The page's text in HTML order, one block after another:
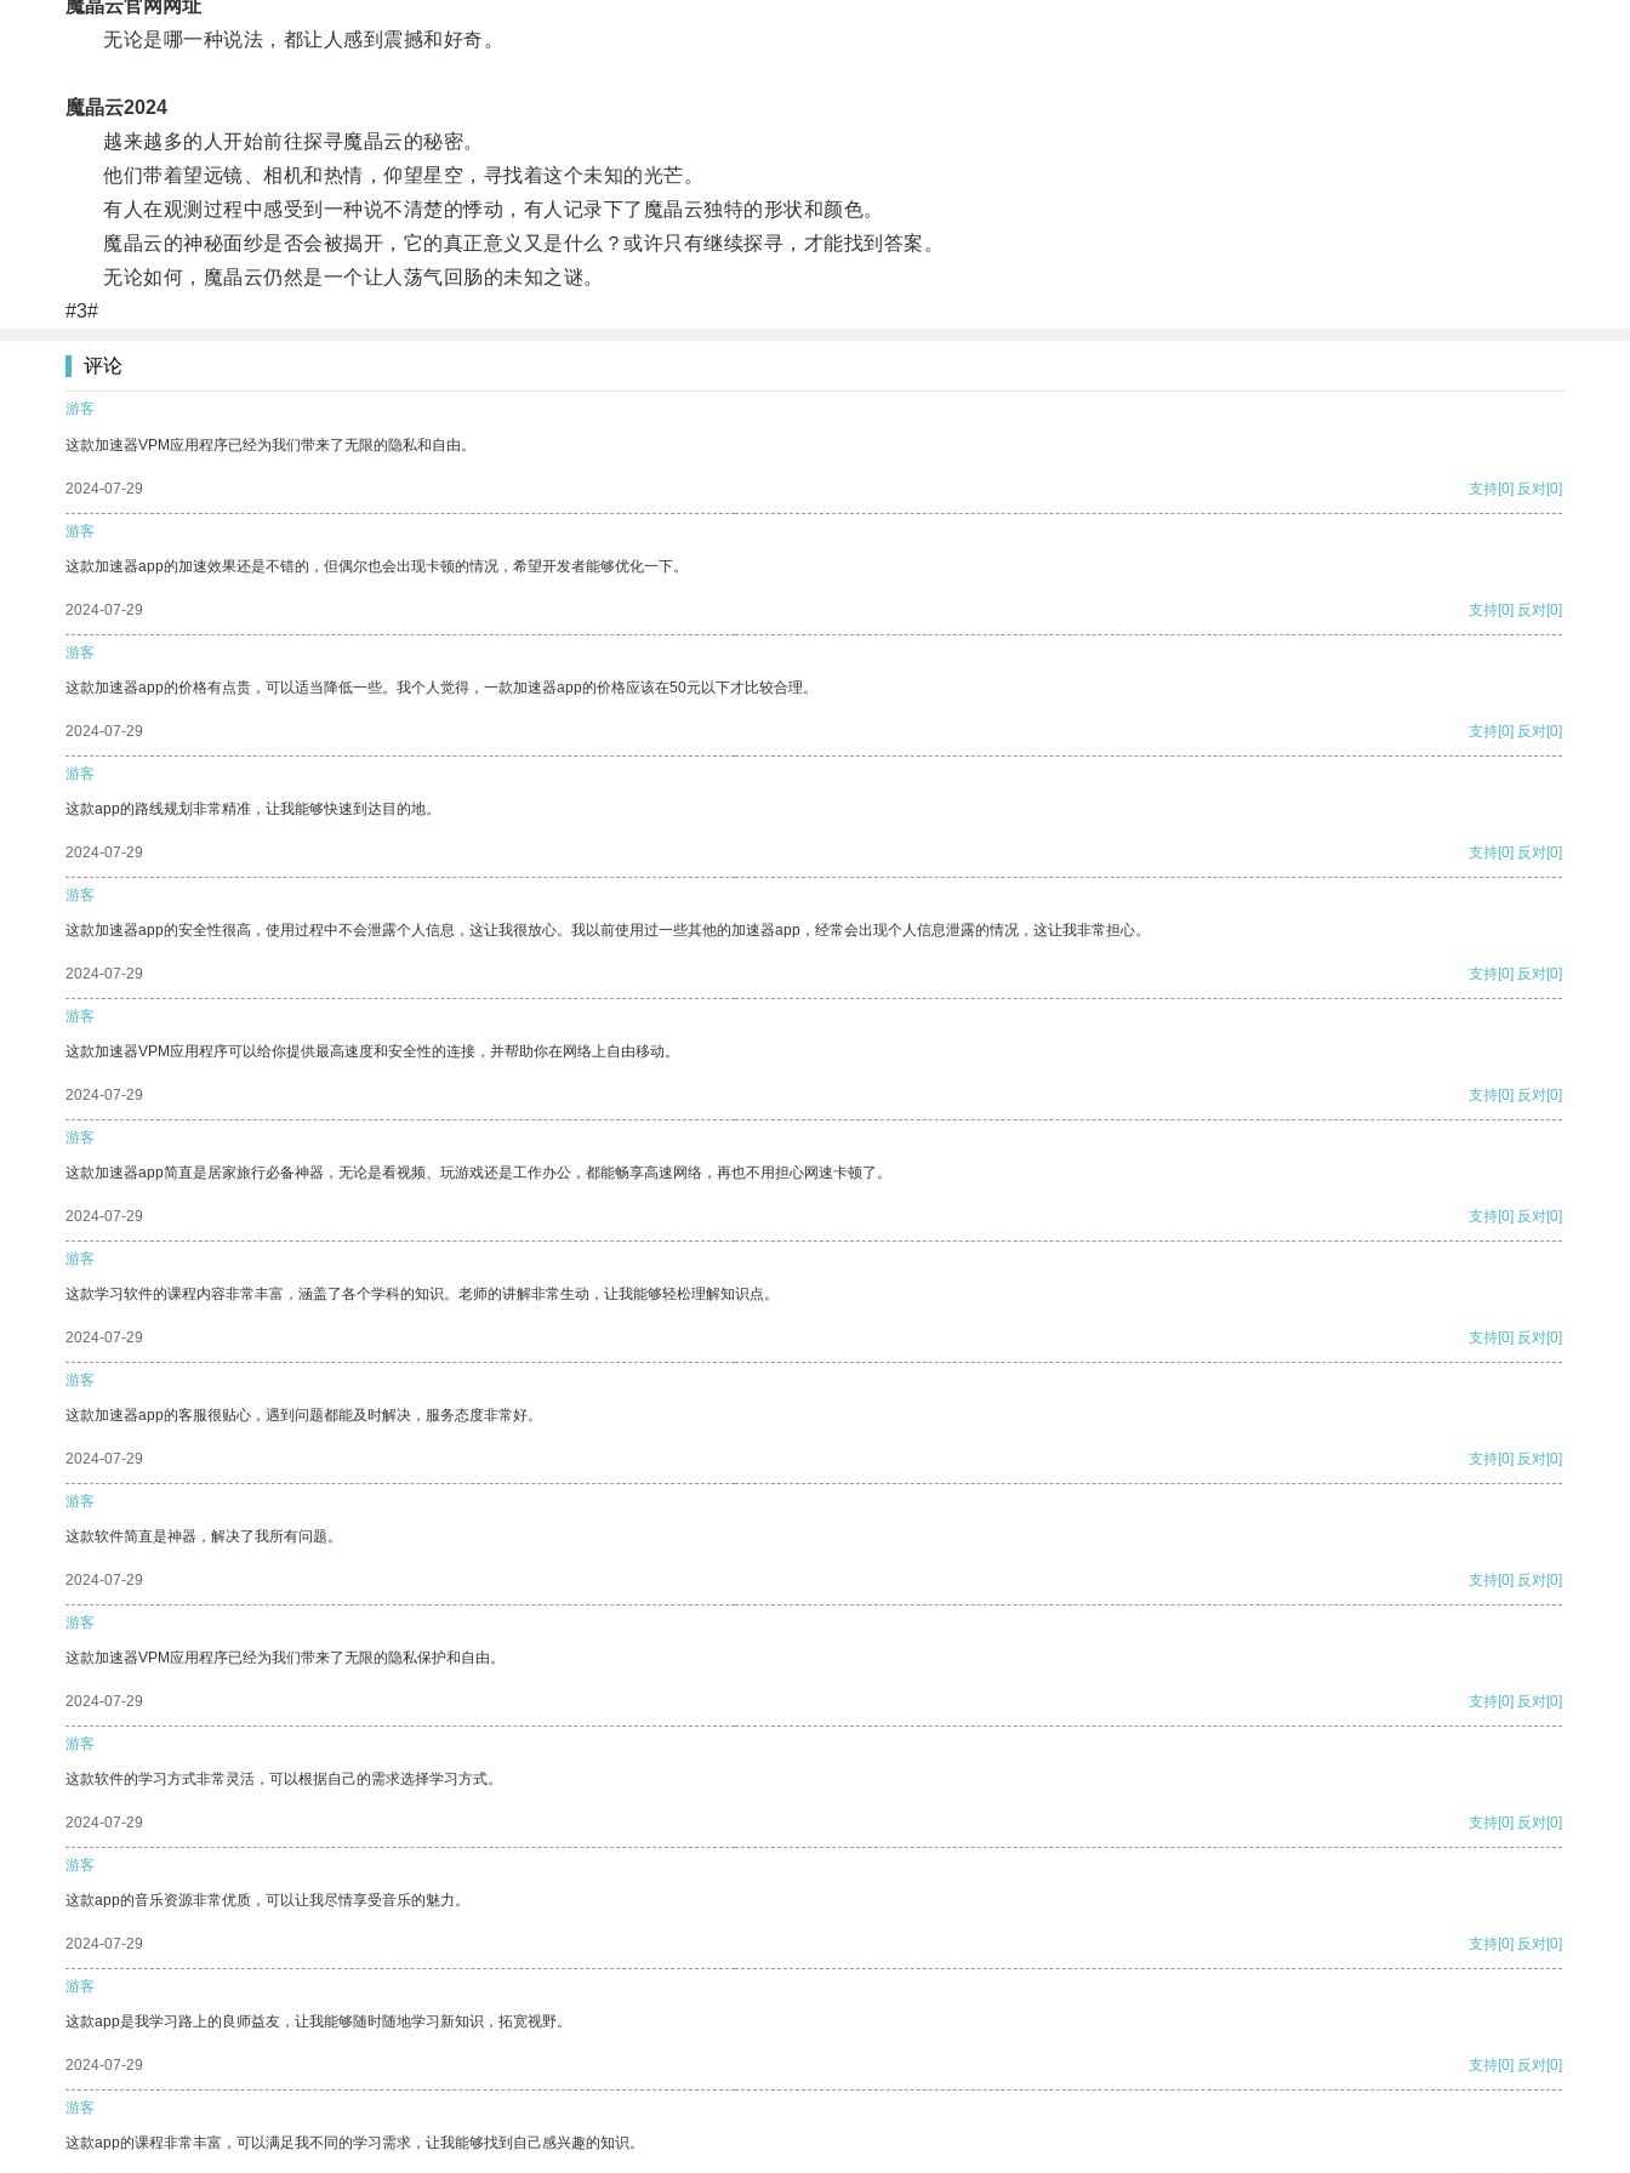
魔晶云官网网址
无论是哪一种说法，都让人感到震撼和好奇。
魔晶云2024
越来越多的人开始前往探寻魔晶云的秘密。
他们带着望远镜、相机和热情，仰望星空，寻找着这个未知的光芒。
有人在观测过程中感受到一种说不清楚的悸动，有人记录下了魔晶云独特的形状和颜色。
魔晶云的神秘面纱是否会被揭开，它的真正意义又是什么？或许只有继续探寻，才能找到答案。
无论如何，魔晶云仍然是一个让人荡气回肠的未知之谜。
#3#
评论
游客
这款加速器VPM应用程序已经为我们带来了无限的隐私和自由。
2024-07-29 支持[0] 反对[0]
游客
这款加速器app的加速效果还是不错的，但偶尔也会出现卡顿的情况，希望开发者能够优化一下。
2024-07-29 支持[0] 反对[0]
游客
这款加速器app的价格有点贵，可以适当降低一些。我个人觉得，一款加速器app的价格应该在50元以下才比较合理。
2024-07-29 支持[0] 反对[0]
游客
这款app的路线规划非常精准，让我能够快速到达目的地。
2024-07-29 支持[0] 反对[0]
游客
这款加速器app的安全性很高，使用过程中不会泄露个人信息，这让我很放心。我以前使用过一些其他的加速器app，经常会出现个人信息泄露的情况，这让我非常担心。
2024-07-29 支持[0] 反对[0]
游客
这款加速器VPM应用程序可以给你提供最高速度和安全性的连接，并帮助你在网络上自由移动。
2024-07-29 支持[0] 反对[0]
游客
这款加速器app简直是居家旅行必备神器，无论是看视频、玩游戏还是工作办公，都能畅享高速网络，再也不用担心网速卡顿了。
2024-07-29 支持[0] 反对[0]
游客
这款学习软件的课程内容非常丰富，涵盖了各个学科的知识。老师的讲解非常生动，让我能够轻松理解知识点。
2024-07-29 支持[0] 反对[0]
游客
这款加速器app的客服很贴心，遇到问题都能及时解决，服务态度非常好。
2024-07-29 支持[0] 反对[0]
游客
这款软件简直是神器，解决了我所有问题。
2024-07-29 支持[0] 反对[0]
游客
这款加速器VPM应用程序已经为我们带来了无限的隐私保护和自由。
2024-07-29 支持[0] 反对[0]
游客
这款软件的学习方式非常灵活，可以根据自己的需求选择学习方式。
2024-07-29 支持[0] 反对[0]
游客
这款app的音乐资源非常优质，可以让我尽情享受音乐的魅力。
2024-07-29 支持[0] 反对[0]
游客
这款app是我学习路上的良师益友，让我能够随时随地学习新知识，拓宽视野。
2024-07-29 支持[0] 反对[0]
游客
这款app的课程非常丰富，可以满足我不同的学习需求，让我能够找到自己感兴趣的知识。